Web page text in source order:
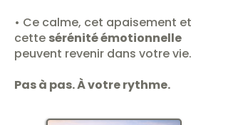
• Ce calme, cet apaisement et
cette sérénité émotionnelle
peuvent revenir dans votre vie.
Pas à pas. À votre rythme.